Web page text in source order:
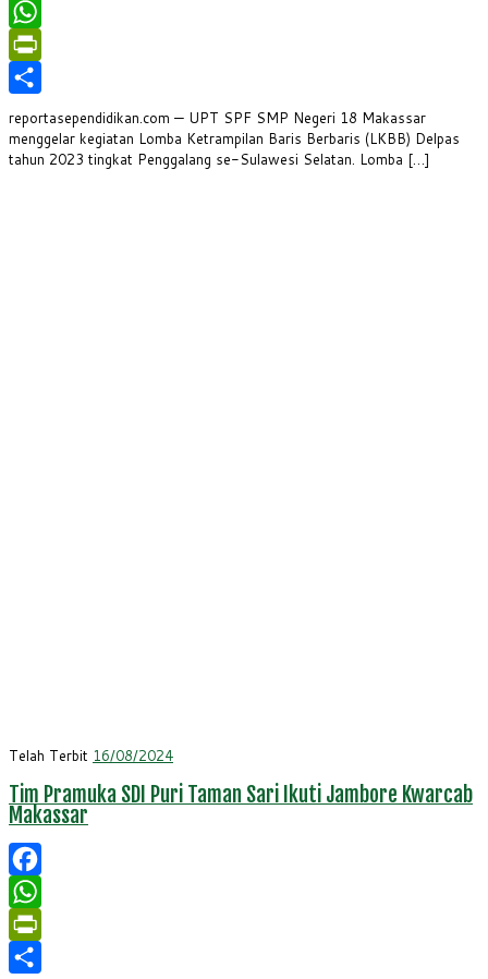
Facebook
WhatsApp
PrintFriendly
Share
reportasependidikan.com — UPT SPF SMP Negeri 18 Makassar
menggelar kegiatan Lomba Ketrampilan Baris Berbaris (LKBB) Delpas
tahun 2023 tingkat Penggalang se-Sulawesi Selatan. Lomba […]
Telah Terbit 16/08/2024
Tim Pramuka SDI Puri Taman Sari Ikuti Jambore Kwarcab
Makassar
Facebook
WhatsApp
PrintFriendly